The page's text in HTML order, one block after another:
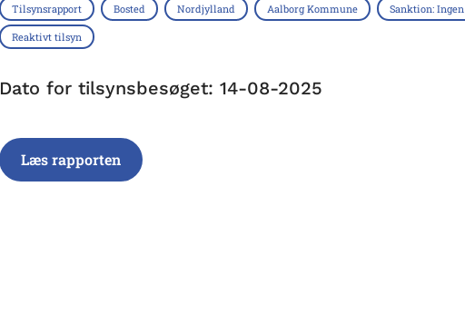
Tilsynsrapport Bosted Nordjylland Aalborg Kommune Sanktion: Ingen
Reaktivt tilsyn
Dato for tilsynsbesøget: 14-08-2025
Læs rapporten